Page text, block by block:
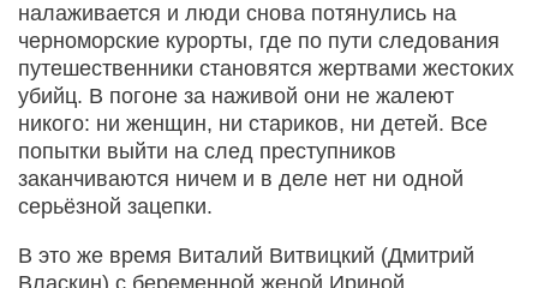
налаживается и люди снова потянулись на
черноморские курорты, где по пути следования
путешественники становятся жертвами жестоких
убийц. В погоне за наживой они не жалеют
никого: ни женщин, ни стариков, ни детей. Все
попытки выйти на след преступников
заканчиваются ничем и в деле нет ни одной
серьёзной зацепки.
В это же время Виталий Витвицкий (Дмитрий